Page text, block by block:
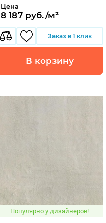
Цена
8 187 руб./м²
Заказ в 1 клик
В корзину
Популярно у дизайнеров!